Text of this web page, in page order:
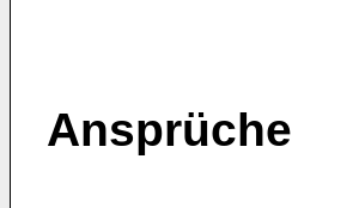
Ansprüche